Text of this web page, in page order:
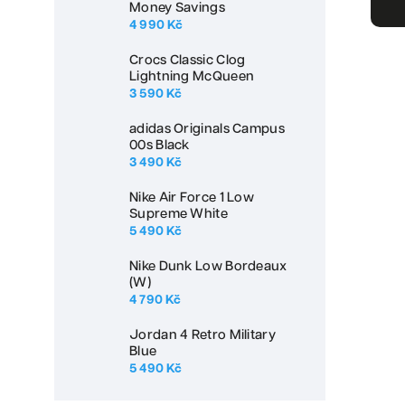
Money Savings
4 990 Kč
Crocs Classic Clog
Lightning McQueen
3 590 Kč
adidas Originals Campus
00s Black
3 490 Kč
Nike Air Force 1 Low
Supreme White
5 490 Kč
Nike Dunk Low Bordeaux
(W)
4 790 Kč
Jordan 4 Retro Military
Blue
5 490 Kč